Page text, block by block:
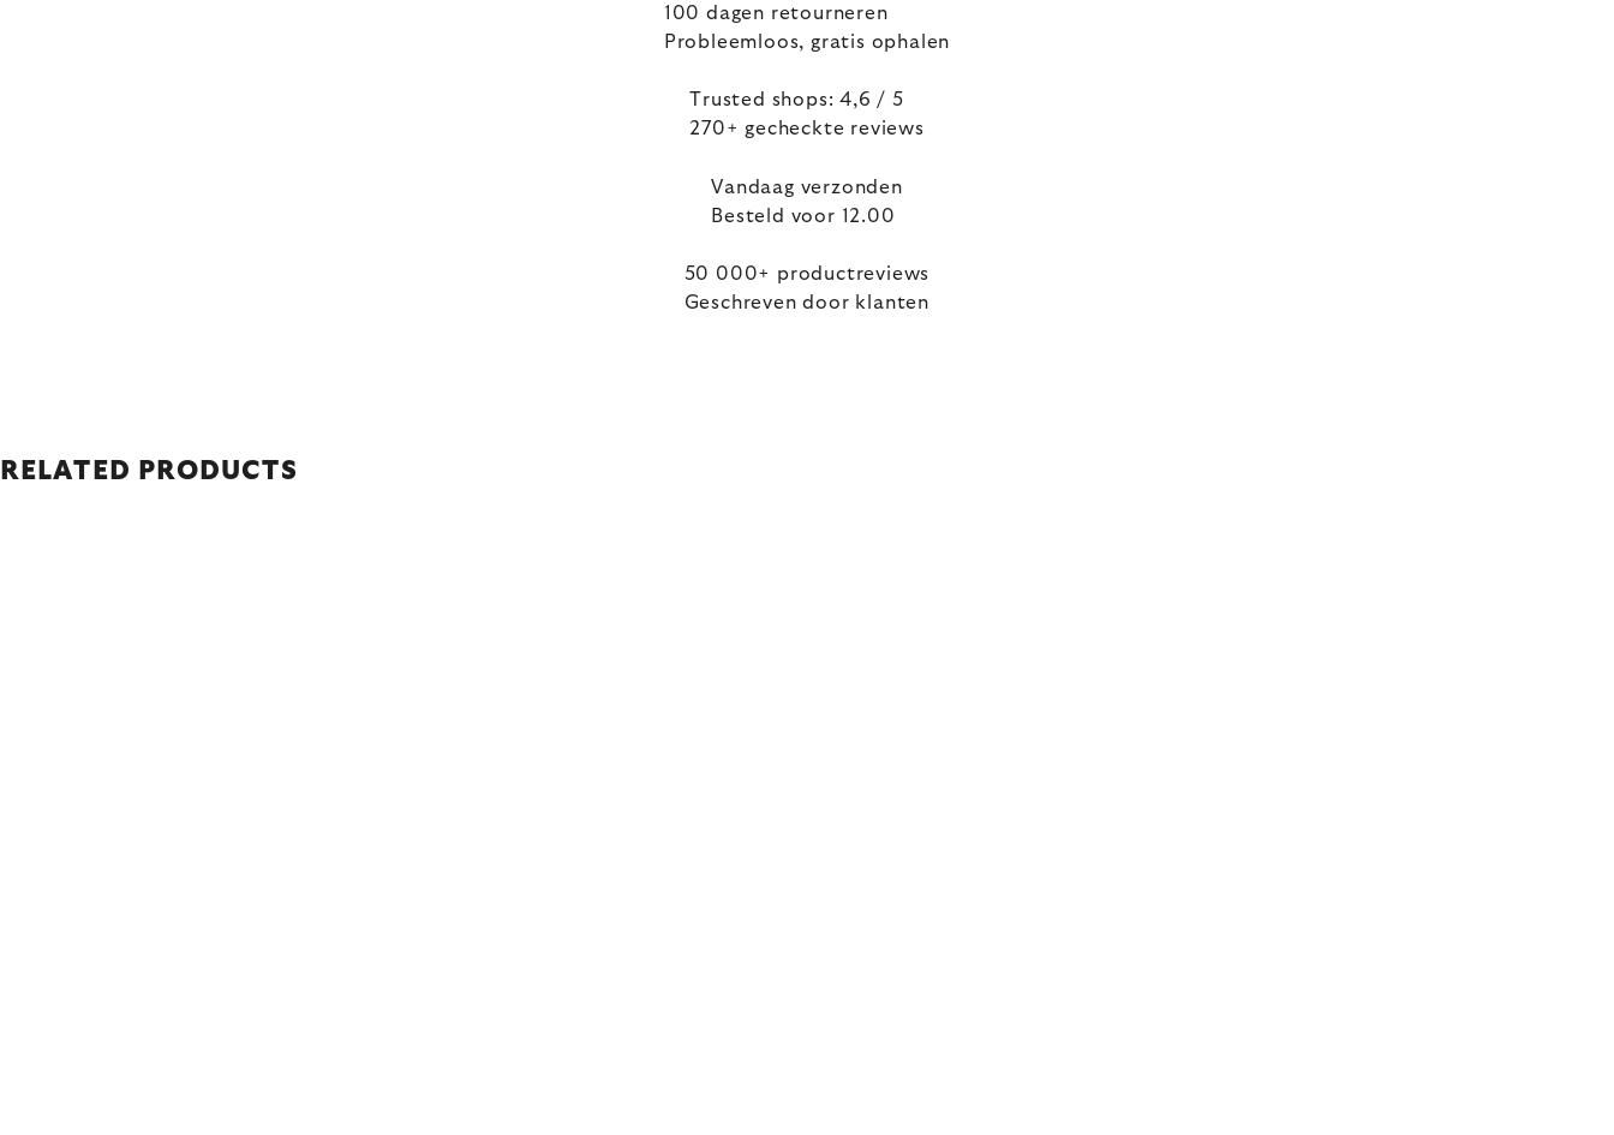
100 dagen retourneren
Probleemloos, gratis ophalen
Trusted shops: 4,6 / 5
270+ gecheckte reviews
Vandaag verzonden
Besteld voor 12.00
50 000+ productreviews
Geschreven door klanten
RELATED PRODUCTS